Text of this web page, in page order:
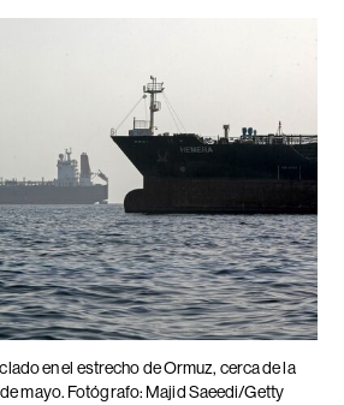
en el estrecho de Ormuz, cerca de la
de mayo. Fotógrafo: Majid Saeedi/Getty